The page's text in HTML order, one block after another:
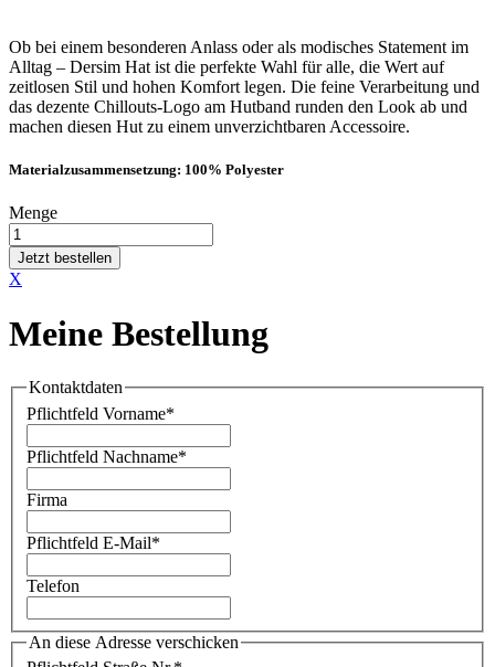
Ob bei einem besonderen Anlass oder als modisches Statement im
Alltag – Dersim Hat ist die perfekte Wahl für alle, die Wert auf
zeitlosen Stil und hohen Komfort legen. Die feine Verarbeitung und
das dezente Chillouts-Logo am Hutband runden den Look ab und
machen diesen Hut zu einem unverzichtbaren Accessoire.
Materialzusammensetzung: 100% Polyester
Menge
Jetzt bestellen
X
Meine Bestellung
Kontaktdaten
Pflichtfeld Vorname*
Pflichtfeld Nachname*
Firma
Pflichtfeld E-Mail*
Telefon
An diese Adresse verschicken